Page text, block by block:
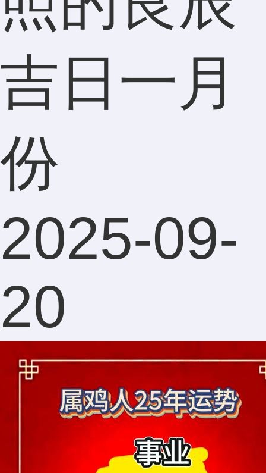
直纠结
要不要
换号
码，看
样子可
以不用
吉日一月
份
2025-09-
20